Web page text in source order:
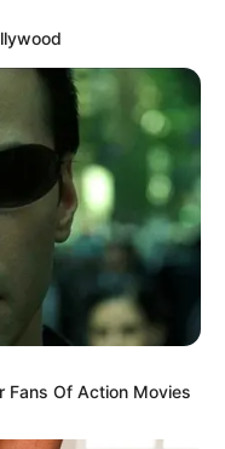
Fans Of Action Movies